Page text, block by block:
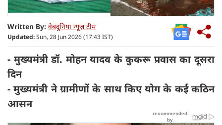
Written By: वेबदुनिया न्यूज़ टीम
Updated:Sun, 28 Jun 2026 (17:43 IST)
- मुख्यमंत्री डॉ. मोहन यादव के कुकरू प्रवास का दूसरा
दिन
- मुख्यमंत्री ने ग्रामीणों के साथ किए योग के कई कठिन
आसन